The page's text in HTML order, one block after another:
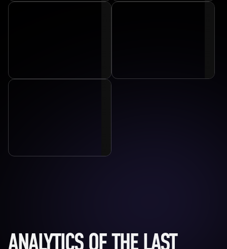
ANALYTICS OF THE LAST